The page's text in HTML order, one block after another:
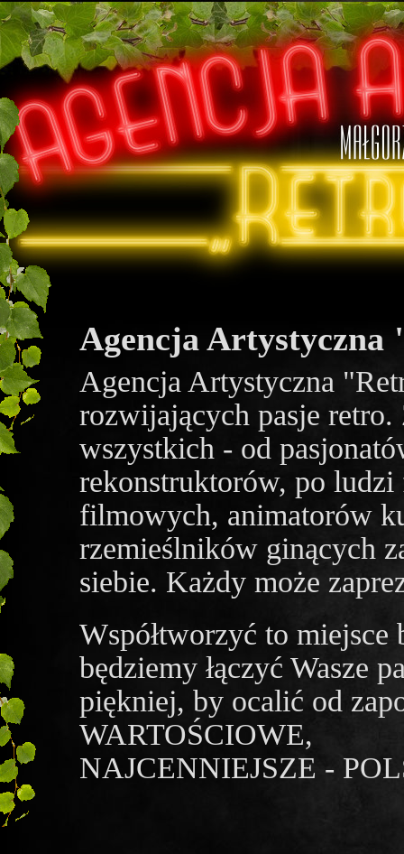
Agencja Artystyczna
Agencja Artystyczna
rozwijających pasje retro.
wszystkich - od
rekonstruktorów, po
filmowych, animatorów
rzemieślników ginących
siebie. Każdy może
Współtworzyć to
będziemy łączyć Wasze
piękniej, by ocalić od
WARTOŚCIOWE,
NAJCENNIEJSZE -